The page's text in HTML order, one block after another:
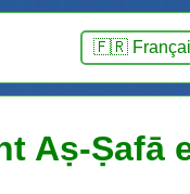
🇫🇷
Aṣ-Ṣafā